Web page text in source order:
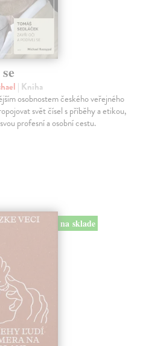
| Kniha
osobnostem českého veřejného
svět čísel s příběhy a etikou,
profesní a osobní cestu.
na sklade